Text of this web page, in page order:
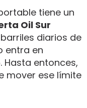
tiene un
Oil Sur
diarios de
entra en
Hasta entonces,
mover ese límite